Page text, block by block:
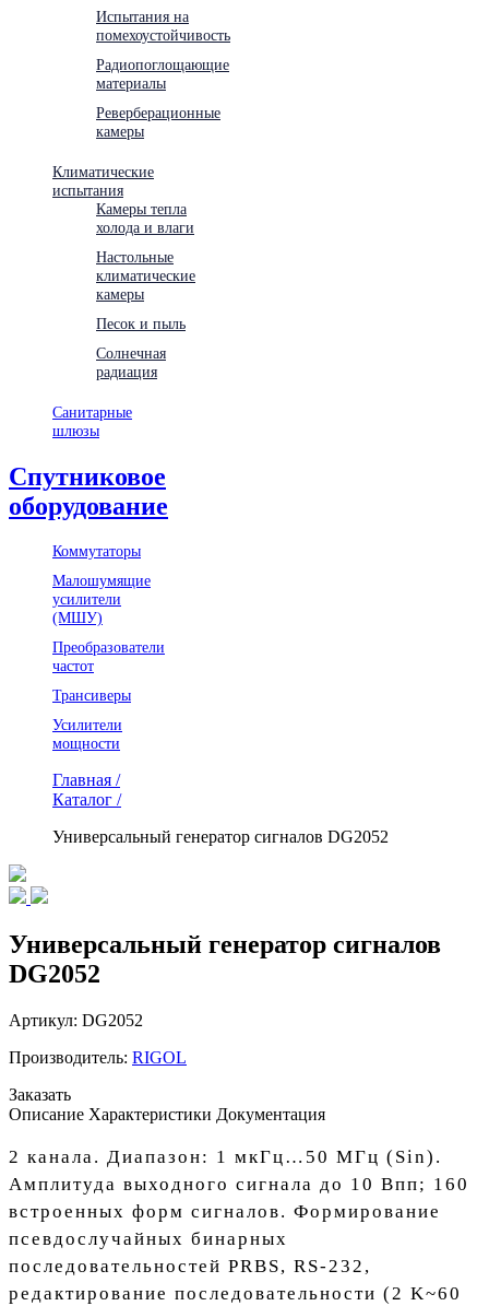
Испытания на
помехоустойчивость
Радиопоглощающие
материалы
Реверберационные
камеры
Климатические
испытания
Камеры тепла
холода и влаги
Настольные
климатические
камеры
Песок и пыль
Солнечная
радиация
Санитарные
шлюзы
Спутниковое
оборудование
Коммутаторы
Малошумящие
усилители
(МШУ)
Преобразователи
частот
Трансиверы
Усилители
мощности
Главная /
Каталог /
Универсальный генератор сигналов DG2052
Универсальный генератор сигналов
DG2052
Артикул: DG2052
Производитель: RIGOL
Заказать
Описание Характеристики Документация
2 канала. Диапазон: 1 мкГц…50 МГц (Sin).
Амплитуда выходного сигнала до 10 Впп; 160
встроенных форм сигналов. Формирование
псевдослучайных бинарных
последовательностей PRBS, RS-232,
редактирование последовательности (2 K~60